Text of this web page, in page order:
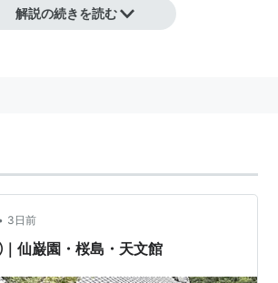
しま】
解説の続きを読む
3日前
仙巌園・桜島・天文館